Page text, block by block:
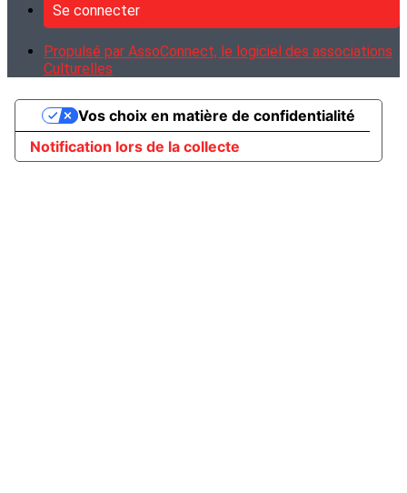
Se connecter
Propulsé par AssoConnect, le logiciel des associations
Culturelles
Notification lors de la collecte
Vos choix en matière de confidentialité